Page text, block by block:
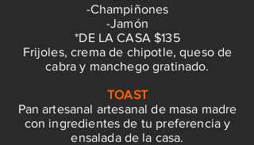
-Champiñones
-Jamón
*DE LA CASA $135
​Frijoles, crema de chipotle, queso de
cabra y manchego gratinado.
TOAST
Pan artesanal artesanal de masa madre
con ingredientes de tu preferencia y
ensalada de la casa.